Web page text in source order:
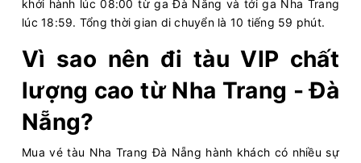
khởi hành lúc 08:00 từ ga Đà Nẵng và tới ga Nha Trang
lúc 18:59. Tổng thời gian di chuyển là 10 tiếng 59 phút.
Vì sao nên đi tàu VIP chất
lượng cao từ Nha Trang - Đà
Nẵng?
Mua vé tàu Nha Trang Đà Nẵng hành khách có nhiều sự